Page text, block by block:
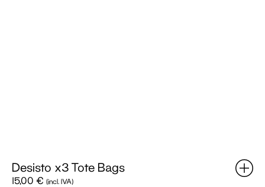
Desisto x3 Tote Bags
15,00 € (incl. IVA)